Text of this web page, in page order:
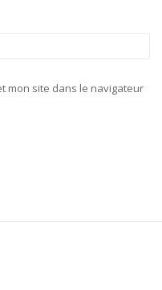
mon site dans le navigateur